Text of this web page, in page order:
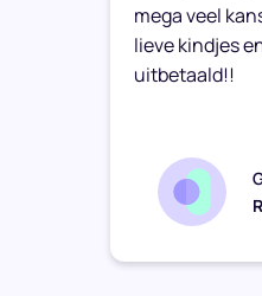
mega veel
lieve kindjes
uitbetaald!!